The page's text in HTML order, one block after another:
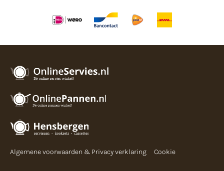
Algemene voorwaarden & Privacy verklaring Cookie